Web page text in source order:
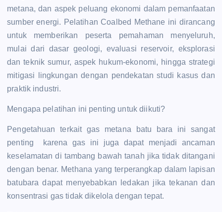
metana, dan aspek peluang ekonomi dalam pemanfaatan
sumber energi. Pelatihan Coalbed Methane ini dirancang
untuk memberikan peserta pemahaman menyeluruh,
mulai dari dasar geologi, evaluasi reservoir, eksplorasi
dan teknik sumur, aspek hukum-ekonomi, hingga strategi
mitigasi lingkungan dengan pendekatan studi kasus dan
praktik industri.
Mengapa pelatihan ini penting untuk diikuti?
Pengetahuan terkait gas metana batu bara ini sangat
penting karena gas ini juga dapat menjadi ancaman
keselamatan di tambang bawah tanah jika tidak ditangani
dengan benar. Methana yang terperangkap dalam lapisan
batubara dapat menyebabkan ledakan jika tekanan dan
konsentrasi gas tidak dikelola dengan tepat.